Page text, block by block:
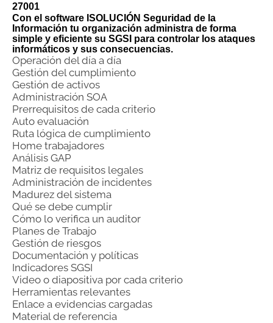
27001
Con el software ISOLUCIÓN Seguridad de la
Información tu organización administra de forma
simple y eficiente su SGSI para controlar los ataques
informáticos y sus consecuencias.
Operación del día a día
Gestión del cumplimiento
Gestión de activos
Administración SOA
Prerrequisitos de cada criterio
Auto evaluación
Ruta lógica de cumplimiento
Home trabajadores
Análisis GAP
Matriz de requisitos legales
Administración de incidentes
Madurez del sistema
Qué se debe cumplir
Cómo lo verifica un auditor
Planes de Trabajo
Gestión de riesgos
Documentación y políticas
Indicadores SGSI
Video o diapositiva por cada criterio
Herramientas relevantes
Enlace a evidencias cargadas
Material de referencia